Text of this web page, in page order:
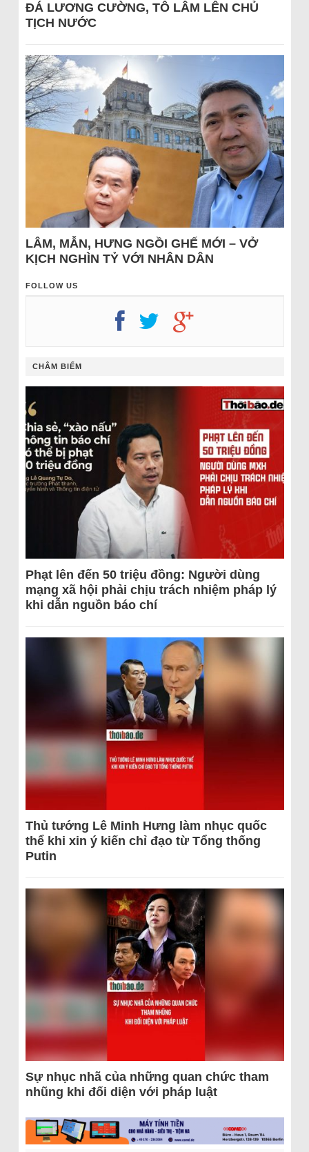
ĐÁ LƯƠNG CƯỜNG, TÔ LÂM LÊN CHỦ
TỊCH NƯỚC
LÂM, MẪN, HƯNG NGỒI GHẾ MỚI – VỞ
KỊCH NGHÌN TỶ VỚI NHÂN DÂN
FOLLOW US
CHÂM BIẾM
Phạt lên đến 50 triệu đồng: Người dùng
mạng xã hội phải chịu trách nhiệm pháp lý
khi dẫn nguồn báo chí
Thủ tướng Lê Minh Hưng làm nhục quốc
thể khi xin ý kiến chỉ đạo từ Tổng thống
Putin
Sự nhục nhã của những quan chức tham
nhũng khi đối diện với pháp luật